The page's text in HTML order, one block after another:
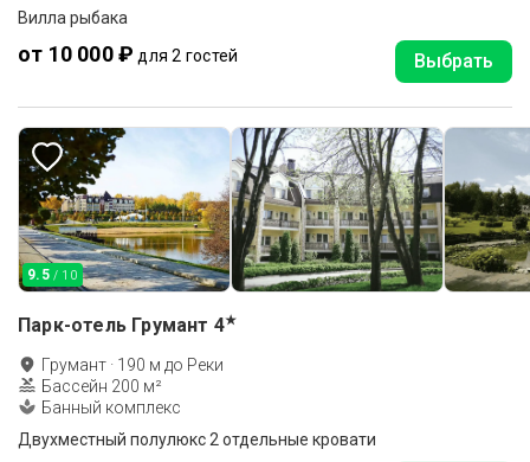
Вилла рыбака
от 10 000 ₽ для 2 гостей Выбрать
9.5 / 10
Парк-отель Грумант 4★
Грумант · 190 м до Реки
Бассейн 200 м²
Банный комплекс
Двухместный полулюкс 2 отдельные кровати